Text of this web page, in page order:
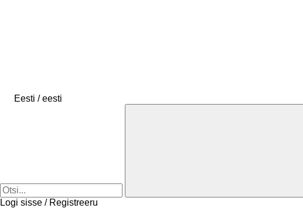
Eesti / eesti
Logi sisse / Registreeru